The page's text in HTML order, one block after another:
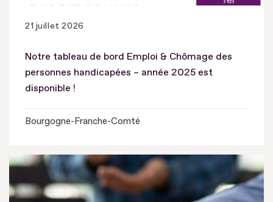
21 juillet 2026
Notre tableau de bord Emploi & Chômage des
personnes handicapées – année 2025 est
disponible !
Bourgogne-Franche-Comté